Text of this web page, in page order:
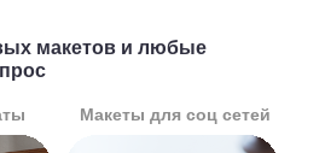
Макеты для соц сетей
макетов и любые